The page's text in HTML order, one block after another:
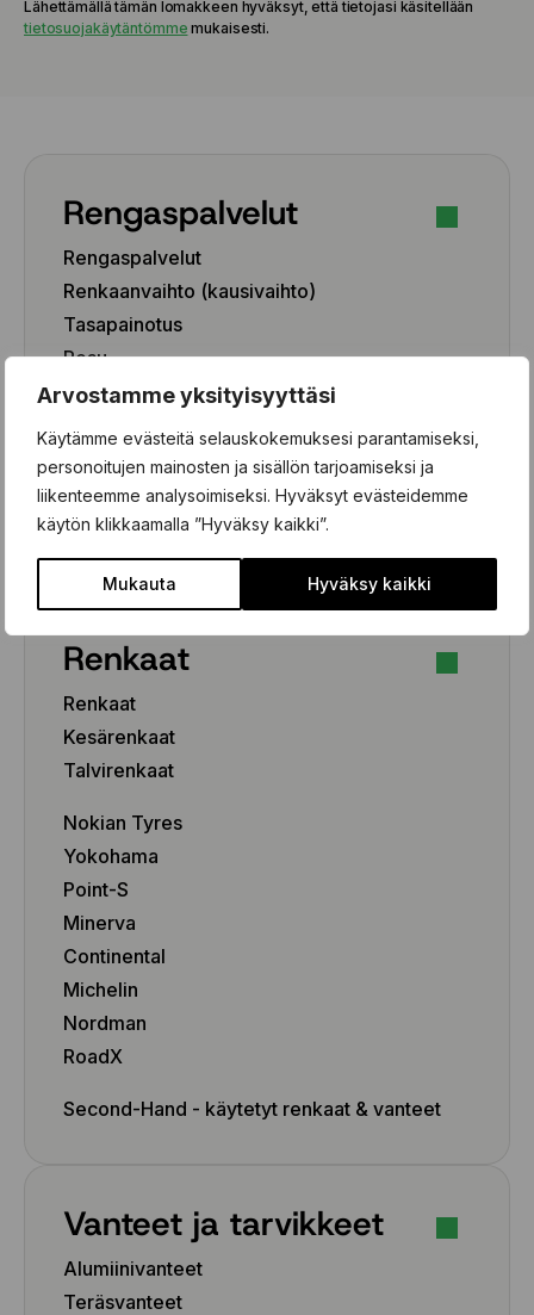
Arvostamme yksityisyyttäsi
Käytämme evästeitä selauskokemuksesi parantamiseksi,
personoitujen mainosten ja sisällön tarjoamiseksi ja
liikenteemme analysoimiseksi. Hyväksyt evästeidemme
käytön klikkaamalla ”Hyväksy kaikki”.
Mukauta Hyväksy kaikki
Lähettämällä tämän lomakkeen hyväksyt, että tietojasi käsitellään
tietosuojakäytäntömme mukaisesti.
Rengaspalvelut
Rengaspalvelut
Renkaanvaihto (kausivaihto)
Tasapainotus
Pesu
Paikkaus
Rengashotelli
Renkaat
Renkaat
Kesärenkaat
Talvirenkaat
Nokian Tyres
Yokohama
Point-S
Minerva
Continental
Michelin
Nordman
RoadX
Second-Hand - käytetyt renkaat & vanteet
Vanteet ja tarvikkeet
Alumiinivanteet
Teräsvanteet